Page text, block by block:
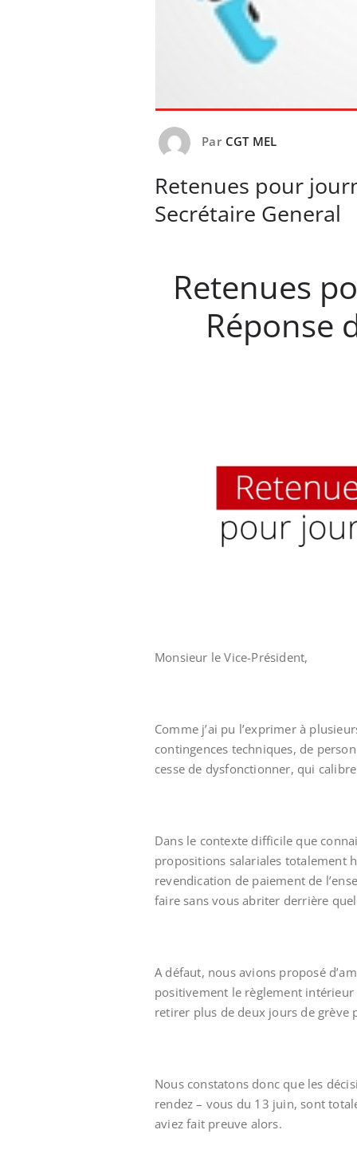
Par CGT MEL
Retenues pour
Secrétaire General
Retenues
Réponse
Monsieur le Vice-Président,
Comme j’ai pu l’exprimer à
contingences techniques, de
cesse de dysfonctionner, qui
Dans le contexte difficile que
propositions salariales totalement
revendication de paiement de
faire sans vous abriter derrière
A défaut, nous avions proposé
positivement le règlement intérieur
retirer plus de deux jours de grève
Nous constatons donc que les
rendez – vous du 13 juin, sont
aviez fait preuve alors.